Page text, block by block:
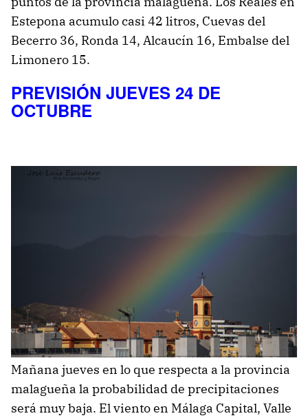
Estepona acumulo casi 42 litros, Cuevas del
Becerro 36, Ronda 14, Alcaucín 16, Embalse del
Limonero 15.
PREVISIÓN JUEVES 24 DE
OCTUBRE
Mañana jueves en lo que respecta a la provincia
malagueña la probabilidad de precipitaciones
será muy baja. El viento en Málaga Capital, Valle